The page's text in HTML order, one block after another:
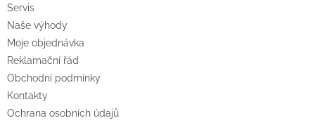
Servis
Naše výhody
Moje objednávka
Reklamační řád
Obchodní podmínky
Kontakty
Ochrana osobních údajů